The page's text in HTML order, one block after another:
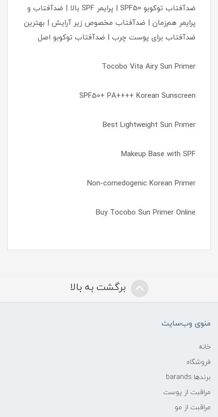
ضدآفتاب توکوبو SPF50 | پرایمر SPF بالا | ضدآفتاب و
پرایمر هم‌زمان | ضدآفتاب مخصوص زیر آرایش | بهترین
ضدآفتاب برای پوست چرب | ضدآفتاب توکوبو اصل
Tocobo Vita Airy Sun Primer
SPF50+ PA++++ Korean Sunscreen
Best Lightweight Sun Primer
Makeup Base with SPF
Non-comedogenic Korean Primer
Buy Tocobo Sun Primer Online
برگشت به بالا
منوی وب‌سایت
خانه
فروشگاه
برندها barands
مراقبت از پوست
مراقبت از مو